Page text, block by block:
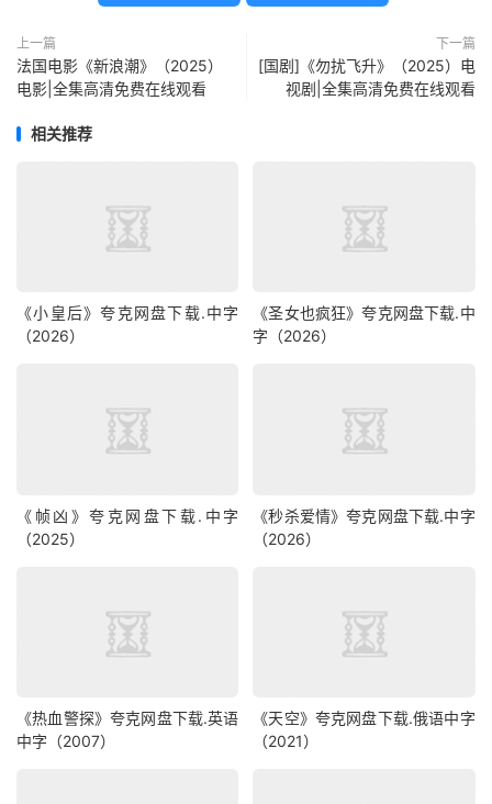
上一篇
法国电影《新浪潮》（2025）
电影|全集高清免费在线观看
下一篇
[国剧]《勿扰飞升》（2025）电
视剧|全集高清免费在线观看
相关推荐
《小皇后》夸克网盘下载.中字
（2026）
《圣女也疯狂》夸克网盘下载.中
字（2026）
《帧凶》夸克网盘下载.中字
（2025）
《秒杀爱情》夸克网盘下载.中字
（2026）
《热血警探》夸克网盘下载.英语
中字（2007）
《天空》夸克网盘下载.俄语中字
（2021）